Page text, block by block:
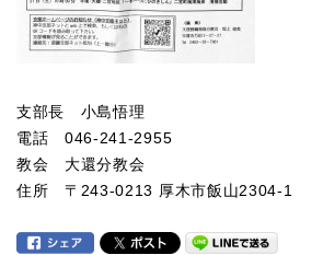
支部長 小島悟理
電話 046-241-2955
教会 大還分教会
住所 〒243-0213 厚木市飯山2304-1